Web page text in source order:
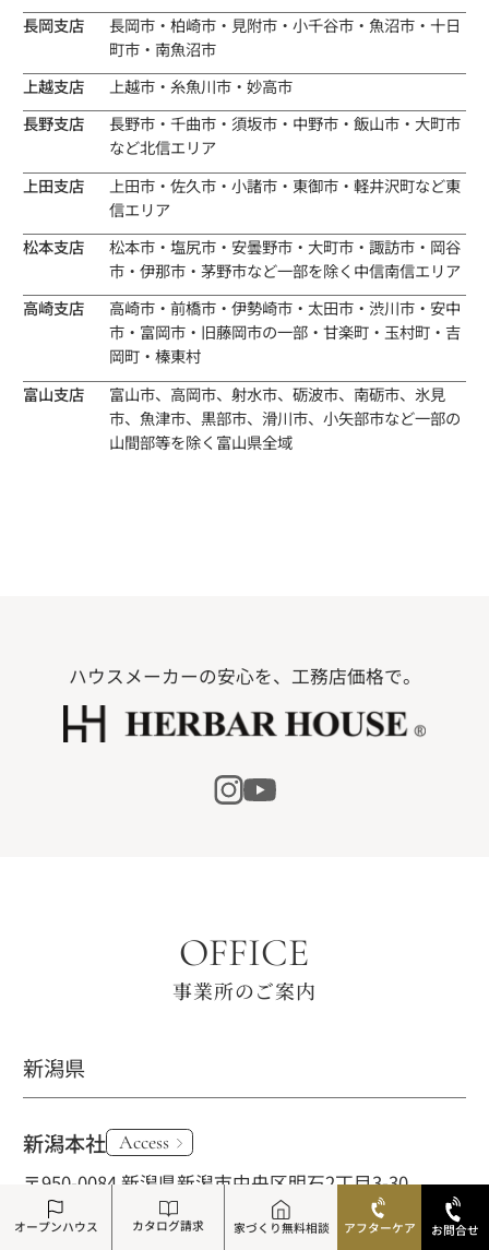
オープンハウス カタログ請求 家づくり無料相談 アフターケア お問合せ
長岡支店
長岡市・柏崎市・見附市・小千谷市・魚沼市・十日
町市・南魚沼市
上越支店
上越市・糸魚川市・妙高市
長野支店
長野市・千曲市・須坂市・中野市・飯山市・大町市
など北信エリア
上田支店
上田市・佐久市・小諸市・東御市・軽井沢町など東
信エリア
松本支店
松本市・塩尻市・安曇野市・大町市・諏訪市・岡谷
市・伊那市・茅野市など一部を除く中信南信エリア
高崎支店
高崎市・前橋市・伊勢崎市・太田市・渋川市・安中
市・富岡市・旧藤岡市の一部・甘楽町・玉村町・吉
岡町・榛東村
富山支店
富山市、高岡市、射水市、砺波市、南砺市、氷見
市、魚津市、黒部市、滑川市、小矢部市など一部の
山間部等を除く富山県全域
ハウスメーカーの安心を、工務店価格で。
OFFICE
事業所のご案内
新潟県
新潟本社 Access
〒950-0084 新潟県新潟市中央区明石2丁目3-30
0120-861-247